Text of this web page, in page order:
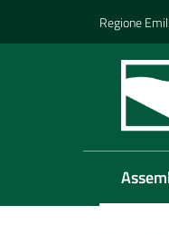
Regione